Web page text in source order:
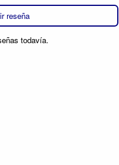
reseña
todavía.